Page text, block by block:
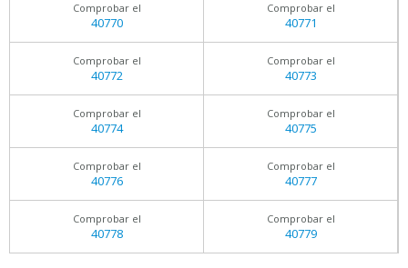
Comprobar el
40770
Comprobar el
40771
Comprobar el
40772
Comprobar el
40773
Comprobar el
40774
Comprobar el
40775
Comprobar el
40776
Comprobar el
40777
Comprobar el
40778
Comprobar el
40779